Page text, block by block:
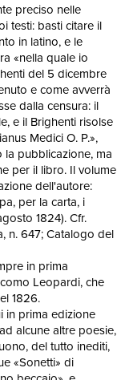
preciso nelle
testi: basti citare il
in latino, e le
«nella quale io
del 5 dicembre
e come avverrà
dalla censura: il
e il Brighenti risolse
Medici O. P.»,
pubblicazione, ma
per il libro. Il volume
dell'autore:
per la carta, i
1824). Cfr.
n. 647; Catalogo del
in prima
Leopardi, che
1826.
in prima edizione
alcune altre poesie,
del tutto inediti,
«Sonetti» di